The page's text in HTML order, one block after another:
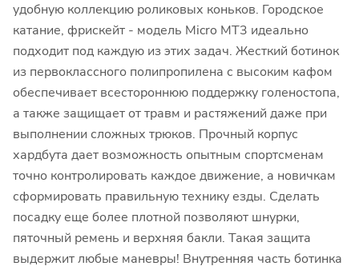
удобную коллекцию роликовых коньков. Городское
катание, фрискейт - модель Micro MT3 идеально
подходит под каждую из этих задач. Жесткий ботинок
из первоклассного полипропилена с высоким кафом
обеспечивает всестороннюю поддержку голеностопа,
а также защищает от травм и растяжений даже при
выполнении сложных трюков. Прочный корпус
хардбута дает возможность опытным спортсменам
точно контролировать каждое движение, а новичкам
сформировать правильную технику езды. Сделать
посадку еще более плотной позволяют шнурки,
пяточный ремень и верхняя бакли. Такая защита
выдержит любые маневры! Внутренняя часть ботинка